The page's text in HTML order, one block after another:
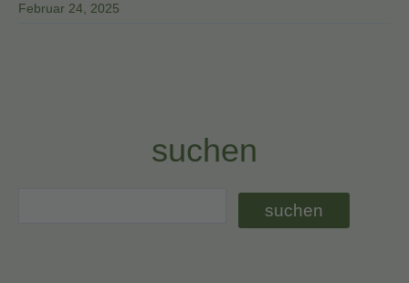
Februar 24, 2025
suchen